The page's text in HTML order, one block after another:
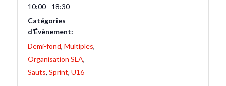
10:00 - 18:30
Catégories
d’Évènement:
Demi-fond, Multiples,
Organisation SLA,
Sauts, Sprint, U16